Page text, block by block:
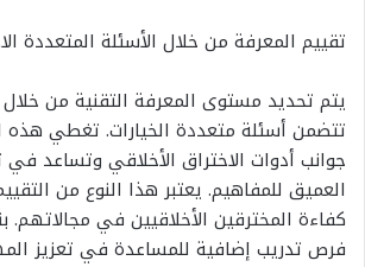
تقييم المعرفة من خلال الأسئلة المتعددة
يتم تحديد مستوى المعرفة التقنية من خلال
تتضمن أسئلة متعددة الخيارات. تغطي هذه
جوانب أدوات الاختراق الأخلاقي وتساعد
العميق للمفاهيم. يعتبر هذا النوع من
كفاءة المخترقين الأخلاقيين في مجالاتهم.
فرص تدريب إضافية للمساعدة في تعزيز